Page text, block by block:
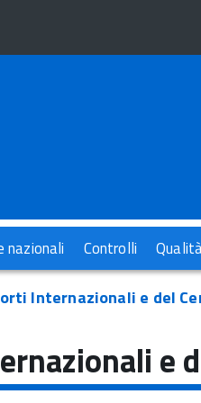
nazionali Controlli
Internazionali e del
e